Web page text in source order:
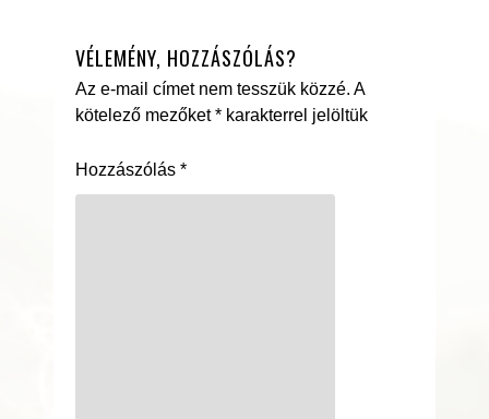
VÉLEMÉNY, HOZZÁSZÓLÁS?
Az e-mail címet nem tesszük közzé. A
kötelező mezőket* karakterrel jelöltük
Hozzászólás *